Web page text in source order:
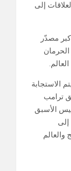
إلى
مصدّر
الحرمان
الاستجابة
ترامب
الأسبق